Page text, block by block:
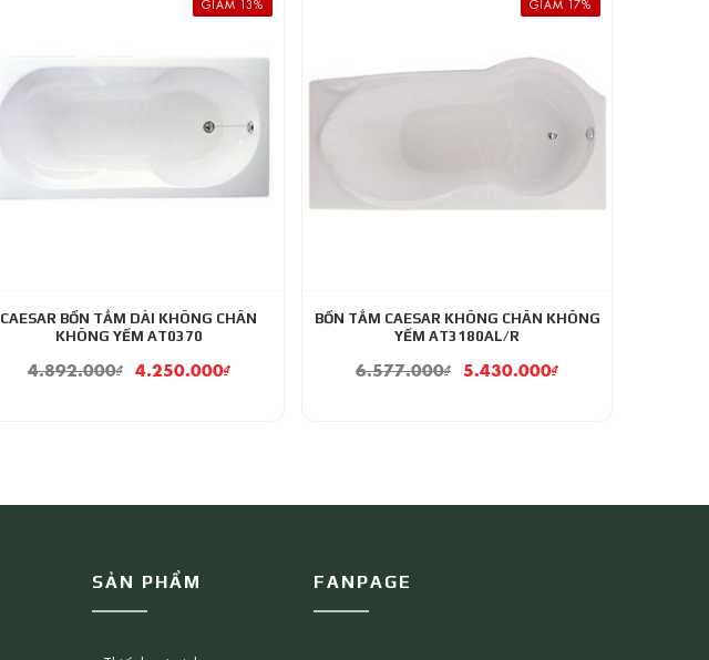
GIẢM 13%
CAESAR BỒN TẮM DÀI KHÔNG CHÂN
KHÔNG YẾM AT0370
4.892.000₫ 4.250.000₫
GIẢM 17%
BỒN TẮM CAESAR KHÔNG CHÂN KHÔNG
YẾM AT3180AL/R
6.577.000₫ 5.430.000₫
SẢN PHẨM FANPAGE